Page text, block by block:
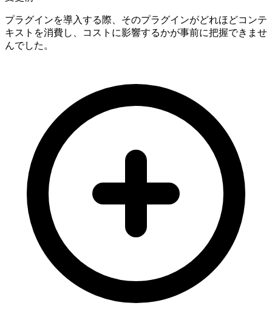
プラグインを導入する際、そのプラグインがどれほどコンテ
キストを消費し、コストに影響するかが事前に把握できませ
んでした。